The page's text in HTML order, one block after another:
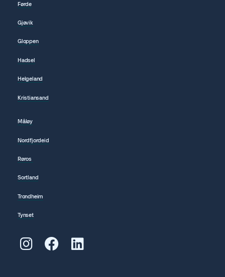
Førde
Gjøvik
Gloppen
Hadsel
Helgeland
Kristiansand
Måløy
Nordfjordeid
Røros
Sortland
Trondheim
Tynset